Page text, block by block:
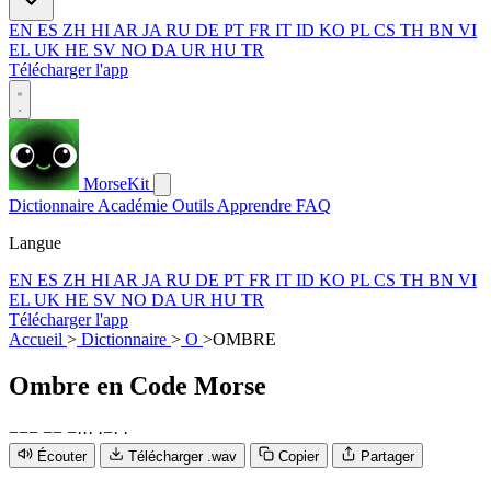
EN ES ZH HI AR JA RU DE PT FR IT ID KO PL CS TH BN VI
EL UK HE SV NO DA UR HU TR
Télécharger l'app
MorseKit
Dictionnaire Académie Outils Apprendre FAQ
Langue
EN ES ZH HI AR JA RU DE PT FR IT ID KO PL CS TH BN VI
EL UK HE SV NO DA UR HU TR
Télécharger l'app
Accueil > Dictionnaire > O >OMBRE
Ombre en Code Morse
−−− −− −··· ·−· ·
Écouter Télécharger .wav Copier Partager